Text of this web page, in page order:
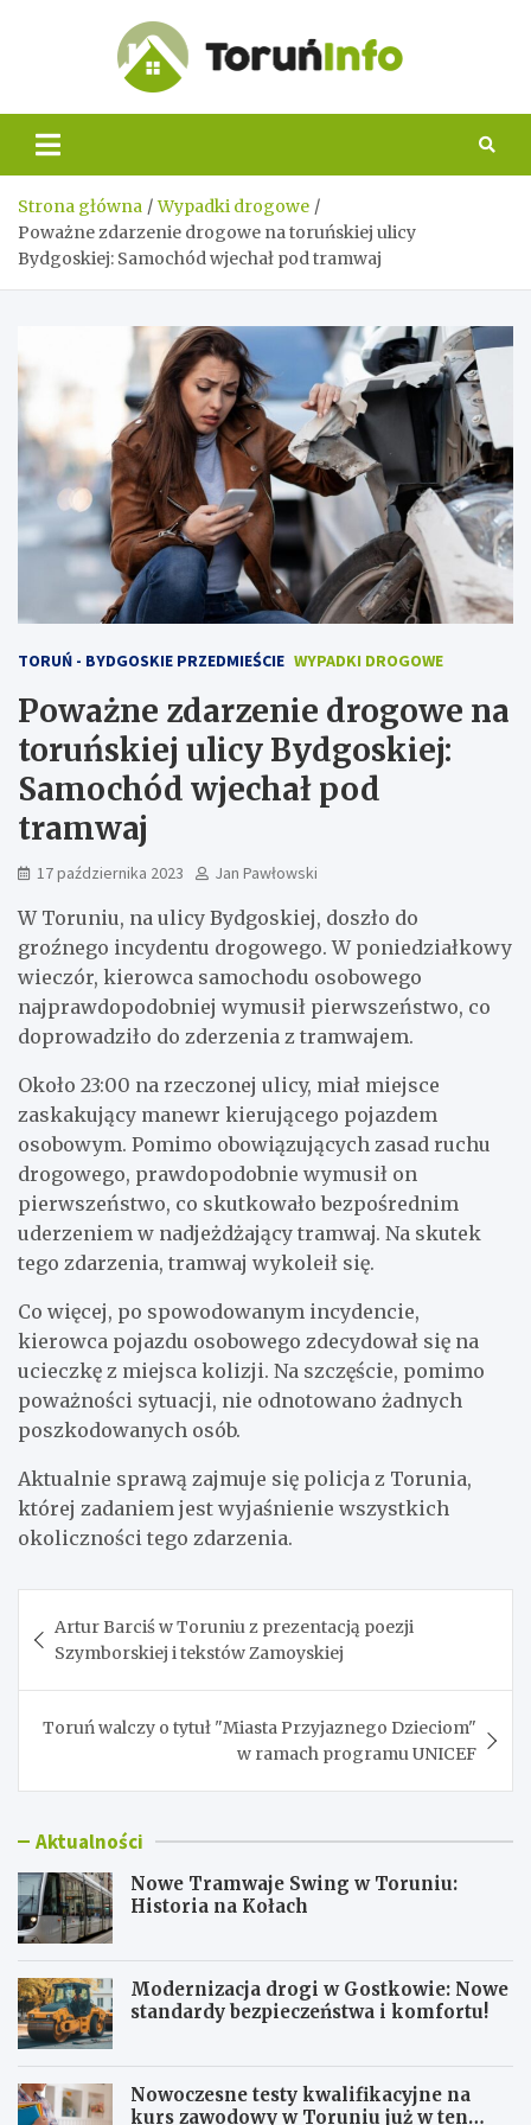
Info
Strona główna
Wypadki drogowe
Poważne zdarzenie drogowe na toruńskiej ulicy
Bydgoskiej: Samochód wjechał pod tramwaj
TORUŃ - BYDGOSKIE PRZEDMIEŚCIE WYPADKI DROGOWE
Poważne zdarzenie drogowe na
toruńskiej ulicy Bydgoskiej:
Samochód wjechał pod
tramwaj
17 października 2023 Jan Pawłowski
W Toruniu, na ulicy Bydgoskiej, doszło do
groźnego incydentu drogowego. W poniedziałkowy
wieczór, kierowca samochodu osobowego
najprawdopodobniej wymusił pierwszeństwo, co
doprowadziło do zderzenia z tramwajem.
Około 23:00 na rzeczonej ulicy, miał miejsce
zaskakujący manewr kierującego pojazdem
osobowym. Pomimo obowiązujących zasad ruchu
drogowego, prawdopodobnie wymusił on
pierwszeństwo, co skutkowało bezpośrednim
uderzeniem w nadjeżdżający tramwaj. Na skutek
tego zdarzenia, tramwaj wykoleił się.
Co więcej, po spowodowanym incydencie,
kierowca pojazdu osobowego zdecydował się na
ucieczkę z miejsca kolizji. Na szczęście, pomimo
poważności sytuacji, nie odnotowano żadnych
poszkodowanych osób.
Aktualnie sprawą zajmuje się policja z Torunia,
której zadaniem jest wyjaśnienie wszystkich
okoliczności tego zdarzenia.
wpisu
Artur Barciś w Toruniu z prezentacją poezji
Szymborskiej i tekstów Zamoyskiej
Toruń walczy o tytuł "Miasta Przyjaznego Dzieciom"
w ramach programu UNICEF
Aktualności
Nowe Tramwaje Swing w Toruniu:
Historia na Kołach
Modernizacja drogi w Gostkowie: Nowe
standardy bezpieczeństwa i komfortu!
Nowoczesne testy kwalifikacyjne na
kurs zawodowy w Toruniu już w ten